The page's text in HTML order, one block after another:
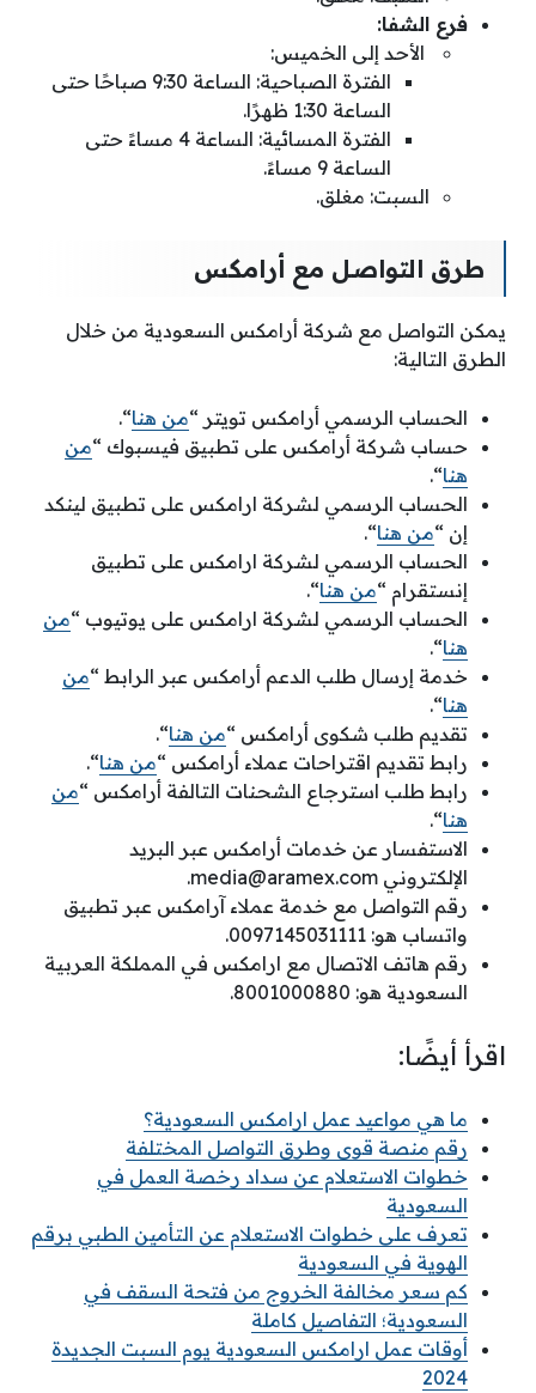
فرع الشفا:
الأحد إلى الخميس:
الفترة الصباحية: الساعة 9:30 صباحًا حتى
الساعة 1:30 ظهرًا.
الفترة المسائية: الساعة 4 مساءً حتى
الساعة 9 مساءً.
السبت: مغلق.
طرق التواصل مع أرامكس
يمكن التواصل مع شركة أرامكس السعودية من خلال
الطرق التالية:
الحساب الرسمي أرامكس تويتر “من هنا“.
حساب شركة أرامكس على تطبيق فيسبوك “من
هنا“.
الحساب الرسمي لشركة ارامكس على تطبيق لينكد
إن “من هنا“.
الحساب الرسمي لشركة ارامكس على تطبيق
إنستقرام “من هنا“.
الحساب الرسمي لشركة ارامكس على يوتيوب “من
هنا“.
خدمة إرسال طلب الدعم أرامكس عبر الرابط “من
هنا“.
تقديم طلب شكوى أرامكس “من هنا“.
رابط تقديم اقتراحات عملاء أرامكس “من هنا“.
رابط طلب استرجاع الشحنات التالفة أرامكس “من
هنا“.
الاستفسار عن خدمات أرامكس عبر البريد
الإلكتروني media@aramex.com
.
رقم التواصل مع خدمة عملاء آرامكس عبر تطبيق
واتساب هو: 0097145031111.
رقم هاتف الاتصال مع ارامكس في المملكة العربية
السعودية هو: 8001000880.
اقرأ أيضًا:
ما هي مواعيد عمل ارامكس السعودية؟
رقم منصة قوى وطرق التواصل المختلفة
خطوات الاستعلام عن سداد رخصة العمل في
السعودية
تعرف على خطوات الاستعلام عن التأمين الطبي برقم
الهوية في السعودية
كم سعر مخالفة الخروج من فتحة السقف في
السعودية؛ التفاصيل كاملة
أوقات عمل ارامكس السعودية يوم السبت الجديدة
2024